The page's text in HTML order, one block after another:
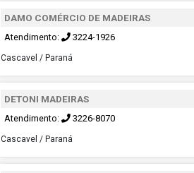
DAMO COMÉRCIO DE MADEIRAS
Atendimento: 3224-1926
Cascavel / Paraná
DETONI MADEIRAS
Atendimento: 3226-8070
Cascavel / Paraná